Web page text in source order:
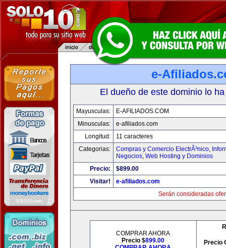
e-
El dueño de este dominio lo
Mayusculas:
E-AFILIADOS.COM
Minusculas:
e-afiliados.com
Longitud:
11 caracteres
Categorias:
Compras y Comercio ElectrÃ³nico,
Negocios, Web Hosting y Dominios
Precio:
$899.00
Visitar!
e-afiliados.com
Serán consideradas
COMPRAR AHORA
Precio $899.00
Precio